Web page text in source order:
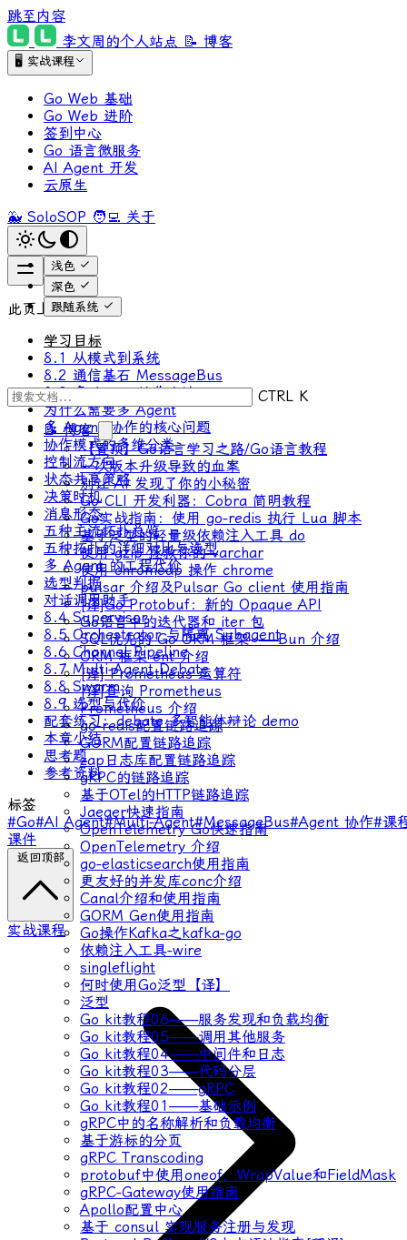
跳至内容
李文周的个人站点 📝 博客
🖥 实战课程
Go Web 基础
Go Web 进阶
签到中心
Go 语言微服务
AI Agent 开发
云原生
🐳 SoloSOP 🧑‍💻 关于
浅色
深色
跟随系统
CTRL K
📝 博客
【置顶】Go语言学习之路/Go语言教程
一次版本升级导致的血案
别让 AI 发现了你的小秘密
Go CLI 开发利器：Cobra 简明教程
Go实战指南：使用 go-redis 执行 Lua 脚本
基于泛型的轻量级依赖注入工具 do
使用 gzip 拯救你的 varchar
使用 chromedp 操作 chrome
pulsar 介绍及Pulsar Go client 使用指南
[译]Go Protobuf：新的 Opaque API
Go语言中的迭代器和 iter 包
SQL优先的 Go ORM 框架——Bun 介绍
ORM 框架 ent 介绍
[译] Prometheus 运算符
[译]查询 Prometheus
Prometheus 介绍
go-redis配置链路追踪
GORM配置链路追踪
zap日志库配置链路追踪
gRPC的链路追踪
基于OTel的HTTP链路追踪
Jaeger快速指南
OpenTelemetry Go快速指南
OpenTelemetry 介绍
go-elasticsearch使用指南
更友好的并发库conc介绍
Canal介绍和使用指南
GORM Gen使用指南
Go操作Kafka之kafka-go
依赖注入工具-wire
singleflight
何时使用Go泛型【译】
泛型
Go kit教程06——服务发现和负载均衡
Go kit教程05——调用其他服务
Go kit教程04——中间件和日志
Go kit教程03——代码分层
Go kit教程02——gRPC
Go kit教程01——基础示例
gRPC中的名称解析和负载均衡
基于游标的分页
gRPC Transcoding
protobuf中使用oneof、WrapValue和FieldMask
gRPC-Gateway使用指南
Apollo配置中心
基于 consul 实现服务注册与发现
此页上
学习目标
8.1 从模式到系统
8.2 通信基石 MessageBus
8.3 多 Agent 协作方法
为什么需要多 Agent
多 Agent 协作的核心问题
协作模式的多维分类
控制流方向
状态共享策略
决策时机
消息形态
五种主流拓扑总览
五种拓扑的详细对比与选型
多 Agent 的工程代价
选型判据
对话调用助手
8.4 Supervisor
8.5 Orchestrator 与隔离 Subagent
8.6 Channel Pipeline
8.7 Multi-Agent Debate
8.8 Swarm
8.9 选型与代价
配套练习：debate 多智能体辩论 demo
本章小结
思考题
参考资料
标签
#Go#AI Agent#Multi-Agent#MessageBus#Agent 协作#课
课件
返回顶部
实战课程